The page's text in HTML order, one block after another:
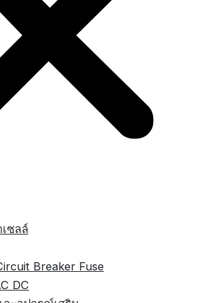
ซลล์
Breaker Fuse
DC